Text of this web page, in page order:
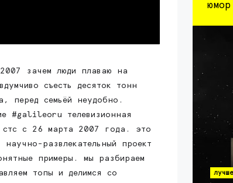
зачем люди плаваю на
съесть десяток тонн
перед семьёй неудобно.
#galileoru телевизионная
стс с 26 марта 2007 года. это
развлекательный проект
примеры. мы разбираем
топы и делимся со
юмор